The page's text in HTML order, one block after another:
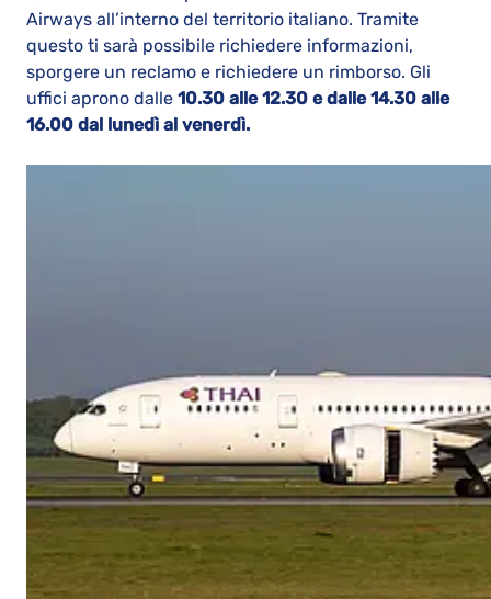
Airways all’interno del territorio italiano. Tramite
questo ti sarà possibile richiedere informazioni,
sporgere un reclamo e richiedere un rimborso. Gli
uffici aprono dalle 10.30 alle 12.30 e dalle 14.30 alle
16.00 dal lunedì al venerdì.